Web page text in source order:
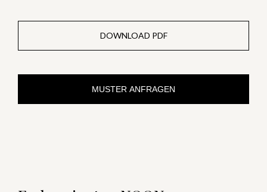
DOWNLOAD PDF
MUSTER ANFRAGEN